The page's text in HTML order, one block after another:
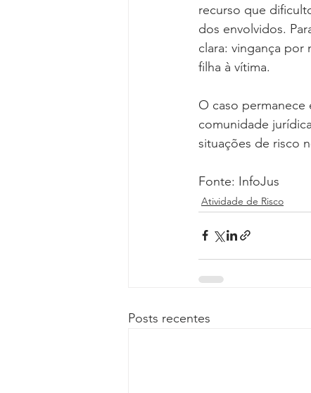
recurso que
dos envolvidos.
clara: vingança por
filha à vítima.
O caso permanece
comunidade
situações de risco
Fonte: InfoJus
Atividade de Risco
Posts recentes